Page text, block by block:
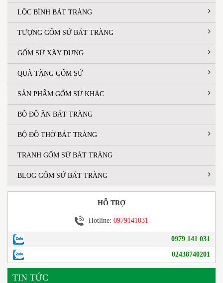
LỘC BÌNH BÁT TRÀNG
TƯỢNG GỐM SỨ BÁT TRÀNG
GỐM SỨ XÂY DỰNG
QUÀ TẶNG GỐM SỨ
SẢN PHẨM GỐM SỨ KHÁC
BỘ ĐỒ ĂN BÁT TRÀNG
BỘ ĐỒ THỜ BÁT TRÀNG
TRANH GỐM SỨ BÁT TRÀNG
BLOG GỐM SỨ BÁT TRÀNG
HỖ TRỢ
Hotline: 0979141031
0979 141 031
02438740201
TIN TỨC